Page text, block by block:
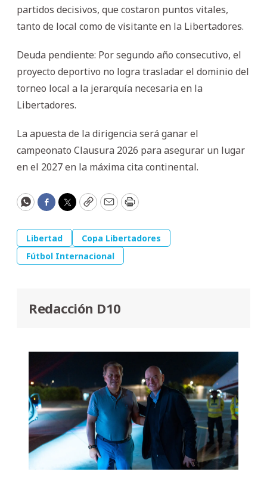
partidos decisivos, que costaron puntos vitales,
tanto de local como de visitante en la Libertadores.
Deuda pendiente: Por segundo año consecutivo, el
proyecto deportivo no logra trasladar el dominio del
torneo local a la jerarquía necesaria en la
Libertadores.
La apuesta de la dirigencia será ganar el
campeonato Clausura 2026 para asegurar un lugar
en el 2027 en la máxima cita continental.
WhatsApp
Facebook
Twitter
CopyEmailPrint
Libertad
Copa Libertadores
Fútbol Internacional
Redacción D10